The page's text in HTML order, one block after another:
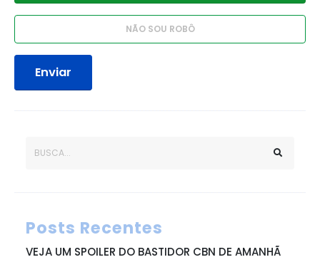
Enviar
Posts Recentes
VEJA UM SPOILER DO BASTIDOR CBN DE AMANHÃ